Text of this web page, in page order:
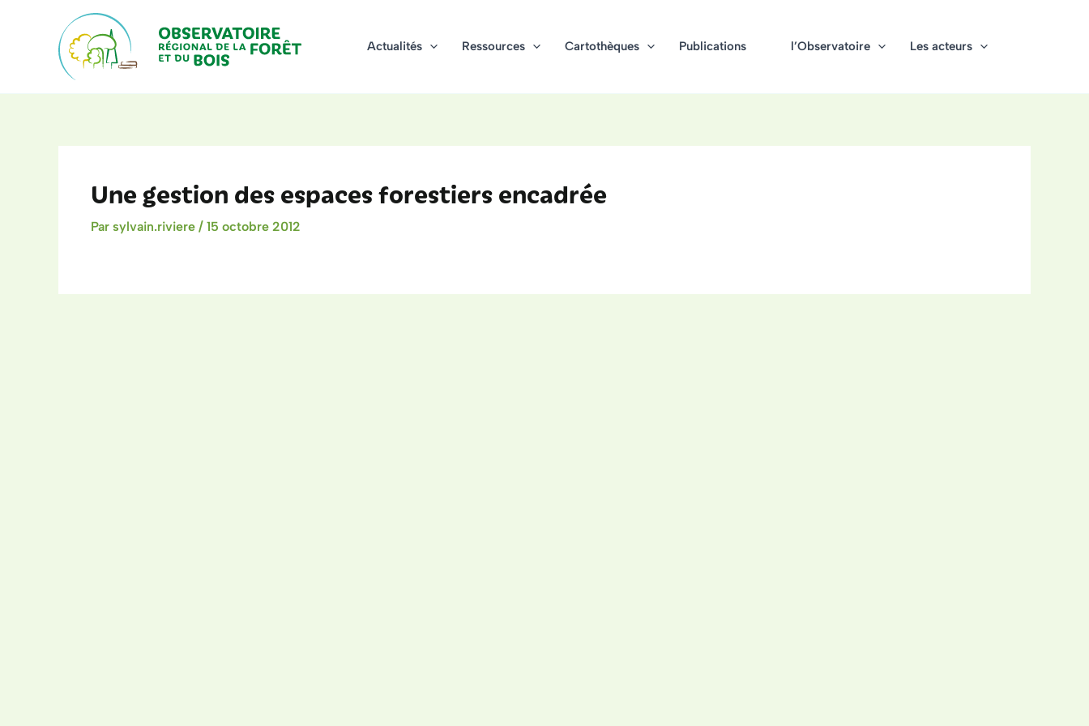
Actualités Ressources Cartothèques Publications l’Observatoire Les acteurs
Une gestion des espaces forestiers encadrée
Par sylvain.riviere / 15 octobre 2012